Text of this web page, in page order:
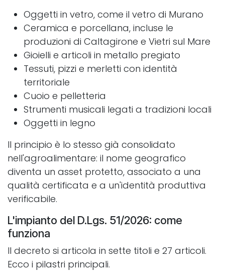
Oggetti in vetro, come il vetro di Murano
Ceramica e porcellana, incluse le
produzioni di Caltagirone e Vietri sul Mare
Gioielli e articoli in metallo pregiato
Tessuti, pizzi e merletti con identità
territoriale
Cuoio e pelletteria
Strumenti musicali legati a tradizioni locali
Oggetti in legno
Il principio è lo stesso già consolidato
nell'agroalimentare: il nome geografico
diventa un asset protetto, associato a una
qualità certificata e a un'identità produttiva
verificabile.
L'impianto del D.Lgs. 51/2026: come
funziona
Il decreto si articola in sette titoli e 27 articoli.
Ecco i pilastri principali.